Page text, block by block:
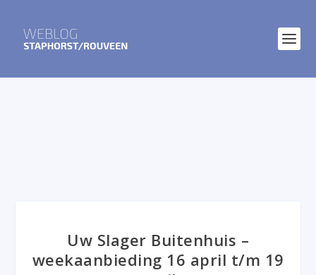
Uw Slager Buitenhuis –
weekaanbieding 16 april t/m 19